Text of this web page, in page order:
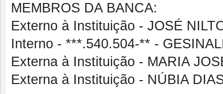
MEMBROS DA BANCA:
Externo à Instituição - JOSÉ
Interno - ***.540.504-** -
Externa à Instituição - MARIA
Externa à Instituição - NÚBIA